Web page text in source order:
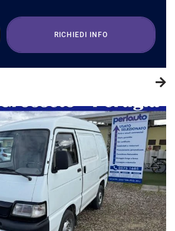
RICHIEDI INFO